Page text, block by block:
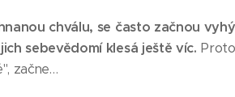
chválu, se často začnou
sebevědomí klesá ještě víc.
začne…